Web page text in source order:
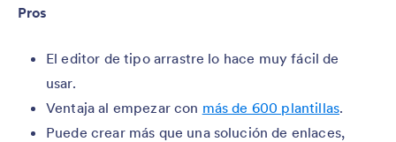
Pros
El editor de tipo arrastre lo hace muy fácil de
usar.
Ventaja al empezar con más de 600 plantillas.
Puede crear más que una solución de enlaces,